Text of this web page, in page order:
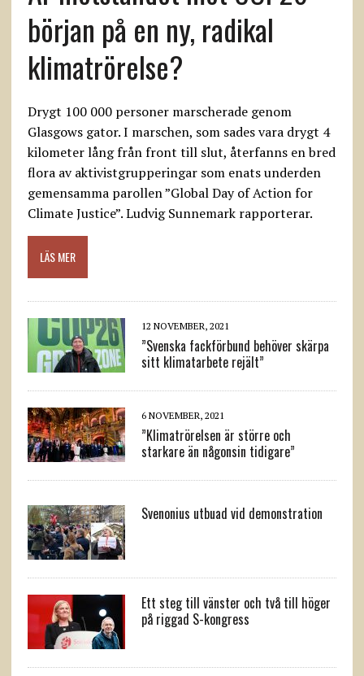
början på en ny, radikal
klimatrörelse?
Drygt 100 000 personer marscherade genom
Glasgows gator. I marschen, som sades vara drygt 4
kilometer lång från front till slut, återfanns en bred
flora av aktivistgrupperingar som enats underden
gemensamma parollen ”Global Day of Action for
Climate Justice”. Ludvig Sunnemark rapporterar.
LÄS MER
12 NOVEMBER, 2021
”Svenska fackförbund behöver skärpa
sitt klimatarbete rejält”
6 NOVEMBER, 2021
”Klimatrörelsen är större och
starkare än någonsin tidigare”
Svenonius utbuad vid demonstration
Ett steg till vänster och två till höger
på riggad S-kongress